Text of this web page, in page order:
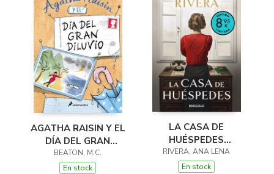
AGATHA RAISIN Y EL
DÍA DEL GRAN
DILUVIO (AGATHA
RAISIN 12)
BEATON, M.C.
En stock
LA CASA DE
HUÉSPEDES
(EDICIÓN LIMITADA ·
VERANO)
RIVERA, ANA LENA
En stock